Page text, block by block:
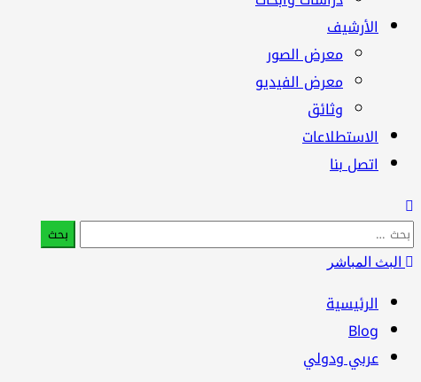
الأرشيف
معرض الصور
معرض الفيديو
وثائق
الاستطلاعات
اتصل بنا
البحث
عن:البث المباشر
الرئيسية
Blog
عربي ودولي